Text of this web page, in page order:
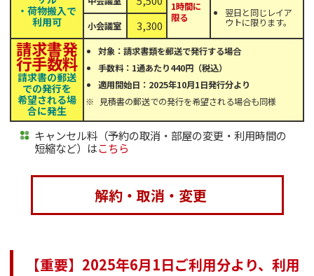
・荷物搬入で
利用可
1時間に
限る
翌日と同じレイア
ウトに限ります。
小会議室 3,300
請求書発
行手数料
請求書の郵送
での発行を
希望される場
合に発生
対象：請求書類を郵送で発行する場合
手数料：1通あたり440円（税込）
適用開始日：2025年10月1日発行分より
見積書の郵送での発行を希望される場合も同様
キャンセル料（予約の取消・部屋の変更・利用時間の
短縮など）はこちら
解約・取消・変更
【重要】2025年6月1日ご利用分より、利用